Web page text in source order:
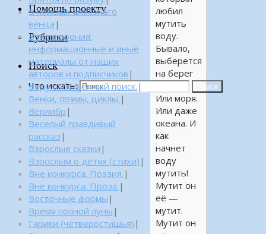
Помощь проекту
Рубрики
Поиск
Что искать: Поиск
любил
мутить
воду.
Бывало,
выберется
на берег
Или моря.
Или даже
океана. И
как
начнет
воду
мутить!
Мутит он
её —
мутит.
Мутит он
В поисках алмазного
венца |
В поле зрения:
информационные и иные
материалы от наших
авторов и подписчиков |
Веду собственный поиск. |
Венки, поэмы, циклы. |
Верлибр |
Веселый правдивый
рассказ |
Взрослые сказки |
Взрослым о детях (стихи) |
Вне конкурса. Поэзия. |
Вне конкурса. Проза. |
Восточные формы |
Время полной луны |
Гарики (четверостишья) |